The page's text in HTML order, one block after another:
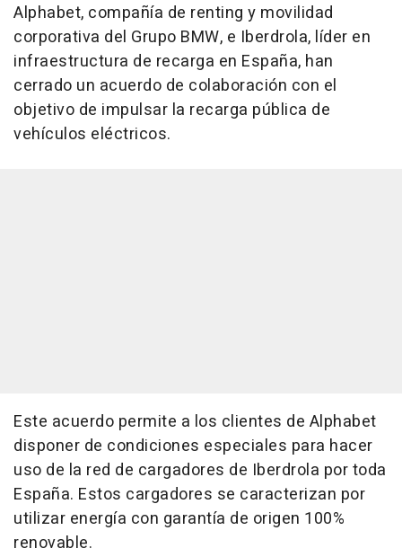
Alphabet, compañía de renting y movilidad
corporativa del Grupo BMW, e Iberdrola, líder en
infraestructura de recarga en España, han
cerrado un acuerdo de colaboración con el
objetivo de impulsar la recarga pública de
vehículos eléctricos.
Este acuerdo permite a los clientes de Alphabet
disponer de condiciones especiales para hacer
uso de la red de cargadores de Iberdrola por toda
España. Estos cargadores se caracterizan por
utilizar energía con garantía de origen 100%
renovable.